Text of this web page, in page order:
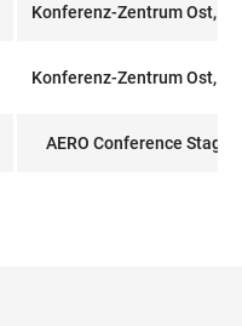
Konferenz-Zentrum Ost,
Konferenz-Zentrum Ost,
AERO Conference Stage